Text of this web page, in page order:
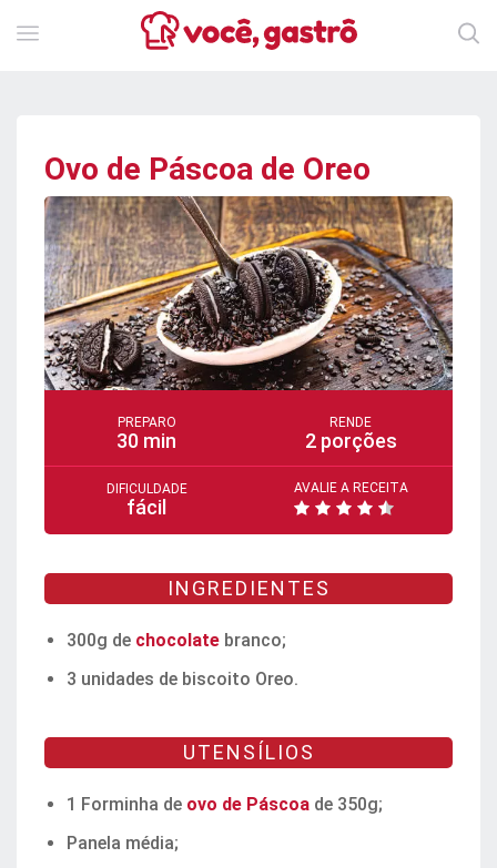
Ovo de Páscoa de Oreo
PREPARO
30 min
RENDE
2 porções
DIFICULDADE
fácil
AVALIE A RECEITA
INGREDIENTES
300g de chocolate branco;
3 unidades de biscoito Oreo.
UTENSÍLIOS
1 Forminha de ovo de Páscoa de 350g;
Panela média;